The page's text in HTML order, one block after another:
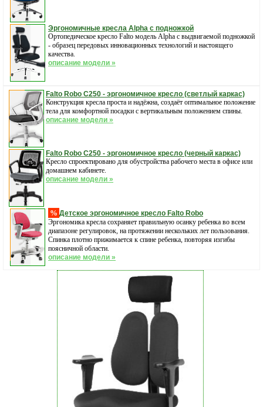
Эргономичные кресла Alpha с подножкой
Ортопедическое кресло Falto модель Alpha с выдвигаемой подножкой
- образец передовых инновационных технологий и настоящего
качества.
описание модели »
Falto Robo С250 - эргономичное кресло (светлый каркас)
Конструкция кресла проста и надёжна, создаёт оптимальное положение
тела для комфортной посадки с вертикальным положением спины.
описание модели »
Falto Robo С250 - эргономичное кресло (черный каркас)
Кресло спроектировано для обустройства рабочего места в офисе или
домашнем кабинете.
описание модели »
% Детское эргономичное кресло Falto Robo
Эргономика кресла сохраняет правильную осанку ребенка во всем
диапазоне регулировок, на протяжении нескольких лет пользования.
Спинка плотно прижимается к спине ребенка, повторяя изгибы
поясничной области.
описание модели »